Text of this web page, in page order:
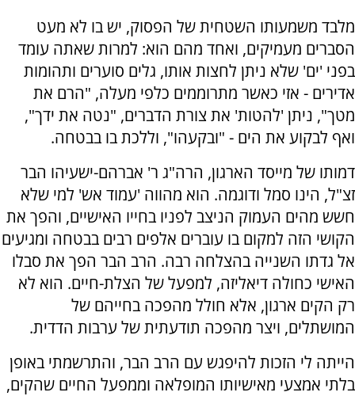
מלבד משמעותו השטחית של הפסוק, יש בו לא מעט
הסברים מעמיקים, ואחד מהם הוא: למרות שאתה עומד
בפני 'ים' שלא ניתן לחצות אותו, גלים סוערים ותהומות
אדירים - אזי כאשר מתרוממים כלפי מעלה, "הרם את
מטך", ניתן 'להטות' את צורת הדברים, "נטה את ידך",
ואף לבקוע את הים - "ובקעהו", וללכת בו בבטחה.
דמותו של מייסד הארגון, הרה"ג ר' אברהם-ישעיהו הבר
זצ"ל, הינו סמל ודוגמה. הוא מהווה 'עמוד אש' למי שלא
חשש מהים העמוק הניצב לפניו בחייו האישיים, והפך את
הקושי הזה למקום בו עוברים אלפים רבים בבטחה ומגיעים
אל גדתו השנייה בהצלחה רבה. הרב הבר הפך את סבלו
האישי כחולה דיאליזה, למפעל של הצלת-חיים. הוא לא
רק הקים ארגון, אלא חולל מהפכה בחייהם של
המושתלים, ויצר מהפכה תודעתית של ערבות הדדית.
הייתה לי הזכות להיפגש עם הרב הבר, והתרשמתי באופן
בלתי אמצעי מאישיותו המופלאה וממפעל החיים שהקים,